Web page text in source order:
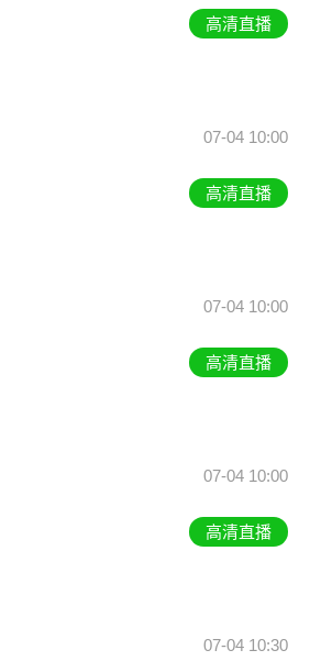
高清直播
07-04 10:00
高清直播
07-04 10:00
高清直播
07-04 10:00
高清直播
07-04 10:30